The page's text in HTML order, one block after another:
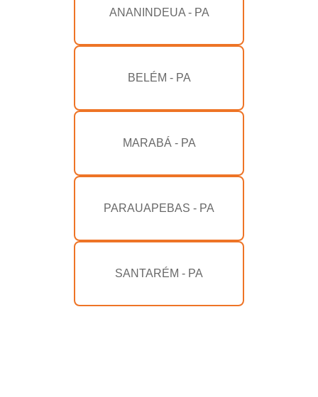
ANANINDEUA - PA
BELÉM - PA
MARABÁ - PA
PARAUAPEBAS - PA
SANTARÉM - PA